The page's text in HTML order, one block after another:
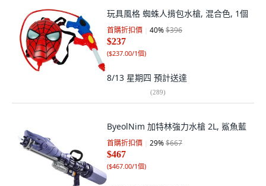
玩具風格 蜘蛛人揹包水槍, 混合色, 1個
首購折扣價 40%$396
$237
($237.00/1個)
8/13 星期四 預計送達
(289)
ByeolNim 加特林強力水槍 2L, 鯊魚藍
首購折扣價 29%$667
$467
($467.00/1個)